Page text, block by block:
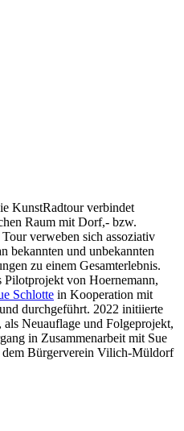
KunstRadtour verbindet
Raum mit Dorf,- bzw.
verweben sich assoziativ
bekannten und unbekannten
zu einem Gesamterlebnis.
von Hoernemann,
Schlotte in Kooperation mit
durchgeführt. 2022 initiierte
Neuauflage und Folgeprojekt,
in Zusammenarbeit mit Sue
Bürgerverein Vilich-Müldorf